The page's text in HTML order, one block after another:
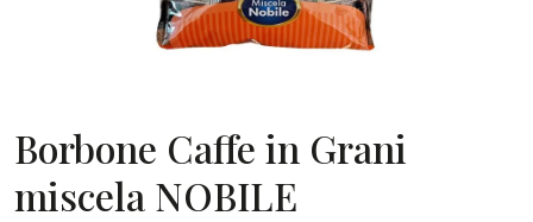
Borbone Caffe in Grani
miscela NOBILE